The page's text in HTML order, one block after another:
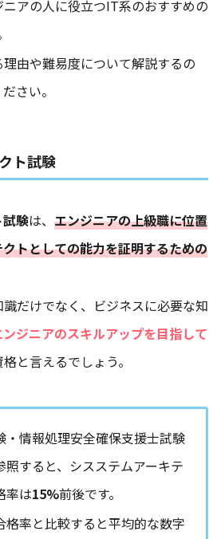
アの人に役立つIT系のおすすめの
由や難易度について解説するの
さい。
ト試験
験は、 エンジニアの上級職に位置
トとしての能力を証明するための
だけでなく、ビジネスに必要な知
ンジニアのスキルアップを目指して
と言えるでしょう。
・情報処理安全確保支援士試験
すると、シスステムアーキテ
率は15%前後です。
率と比較すると平均的な数字